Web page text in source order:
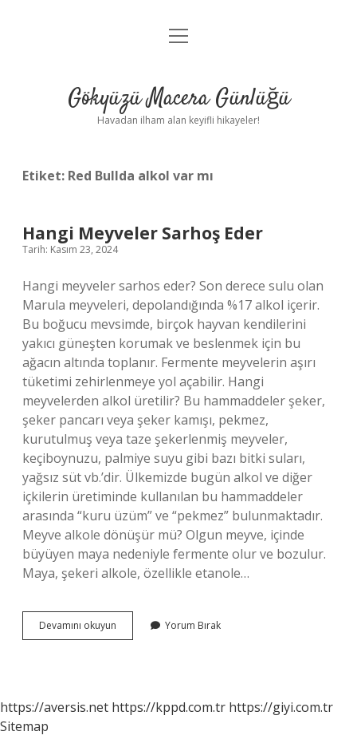
Anasayfa
Yasal Uyarı
menüyü
Gökyüzü Macera Günlüğü
Havadan ilham alan keyifli hikayeler!
Etiket: Red Bullda alkol var mı
Hangi Meyveler Sarhoş Eder
Tarih: Kasım 23, 2024
Hangi meyveler sarhos eder? Son derece sulu olan
Marula meyveleri, depolandığında %17 alkol içerir.
Bu boğucu mevsimde, birçok hayvan kendilerini
yakıcı güneşten korumak ve beslenmek için bu
ağacın altında toplanır. Fermente meyvelerin aşırı
tüketimi zehirlenmeye yol açabilir. Hangi
meyvelerden alkol üretilir? Bu hammaddeler şeker,
şeker pancarı veya şeker kamışı, pekmez,
kurutulmuş veya taze şekerlenmiş meyveler,
keçiboynuzu, palmiye suyu gibi bazı bitki suları,
yağsız süt vb.’dir. Ülkemizde bugün alkol ve diğer
içkilerin üretiminde kullanılan bu hammaddeler
arasında “kuru üzüm” ve “pekmez” bulunmaktadır.
Meyve alkole dönüşür mü? Olgun meyve, içinde
büyüyen maya nedeniyle fermente olur ve bozulur.
Maya, şekeri alkole, özellikle etanole…
Devamını okuyun
Meyveler
Yorum Bırak
https://aversis.net https://kppd.com.tr https://giyi.com.tr
Sitemap